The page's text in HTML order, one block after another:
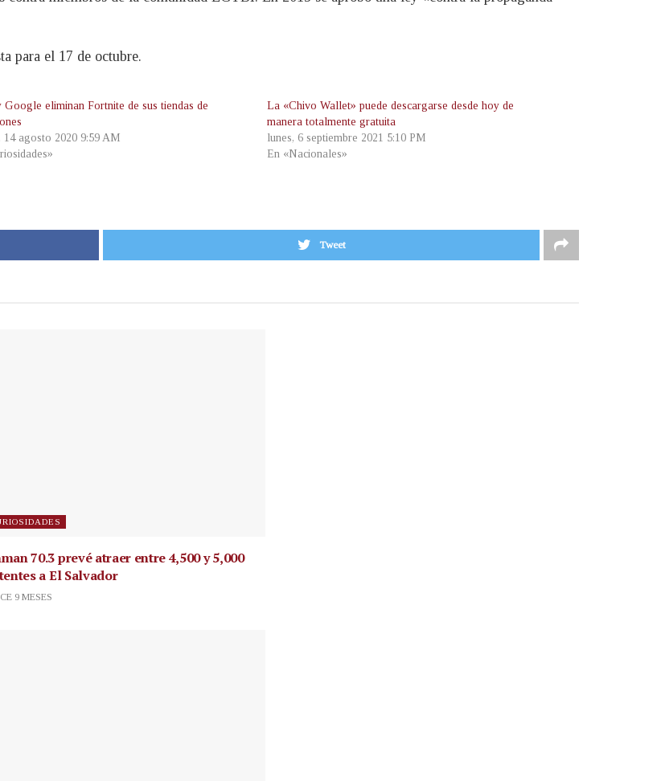
para el 17 de octubre.
Google eliminan Fortnite de sus tiendas de
14 agosto 2020 9:59 AM
La «Chivo Wallet» puede descargarse desde hoy de
manera totalmente gratuita
lunes, 6 septiembre 2021 5:10 PM
En «Nacionales»
Tweet
70.3 prevé atraer entre 4,500 y 5,000
a El Salvador
9 MESES